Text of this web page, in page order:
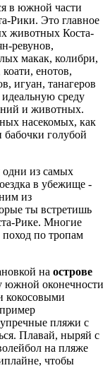
в южной части
Рики. Это главное
животных Коста-
ревунов,
макак, колибри,
енотов,
игуан, танагеров
среду
и животных.
насекомых, как
бабочки голубой
одни из самых
в убежище -
из
ты встретишь
Рике. Многие
поход по тропам
на острове
южной оконечности
кокосовыми
пляжи с
Плавай, ныряй с
на пляже
чтобы